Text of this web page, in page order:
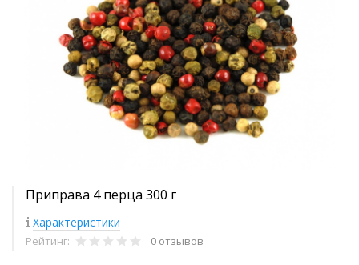
Приправа 4 перца 300 г
Характеристики
Рейтинг: 0 отзывов